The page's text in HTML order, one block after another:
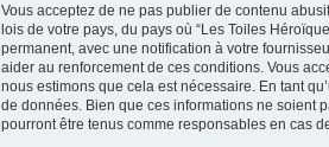
Vous acceptez de ne pas publier de contenu
lois de votre pays, du pays où “Les Toiles
permanent, avec une notification à votre
aider au renforcement de ces conditions. Vous
nous estimons que cela est nécessaire. En tant
de données. Bien que ces informations ne soient
pourront être tenus comme responsables en cas